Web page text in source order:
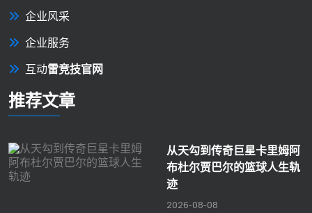
企业风采
企业服务
互动雷竞技官网
推荐文章
从天勾到传奇巨星卡里姆阿
布杜尔贾巴尔的篮球人生轨
迹
2026-08-08